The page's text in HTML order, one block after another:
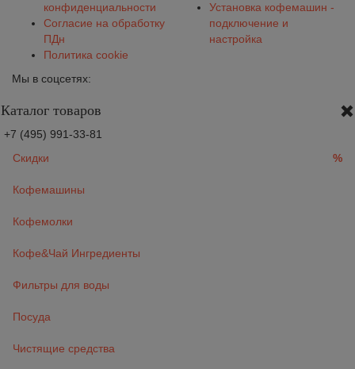
конфиденциальности
Согласие на обработку
ПДн
Политика cookie
Установка кофемашин -
подключение и
настройка
Мы в соцсетях:
Каталог товаров
+7 (495) 991-33-81
Скидки
%
Кофемашины
Кофемолки
Кофе&Чай Ингредиенты
Фильтры для воды
Посуда
Чистящие средства